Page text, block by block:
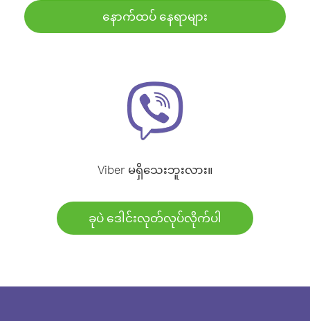
နောက်ထပ် နေရာများ
Viber မရှိသေးဘူးလား။
ခုပဲ ဒေါင်းလုတ်လုပ်လိုက်ပါ